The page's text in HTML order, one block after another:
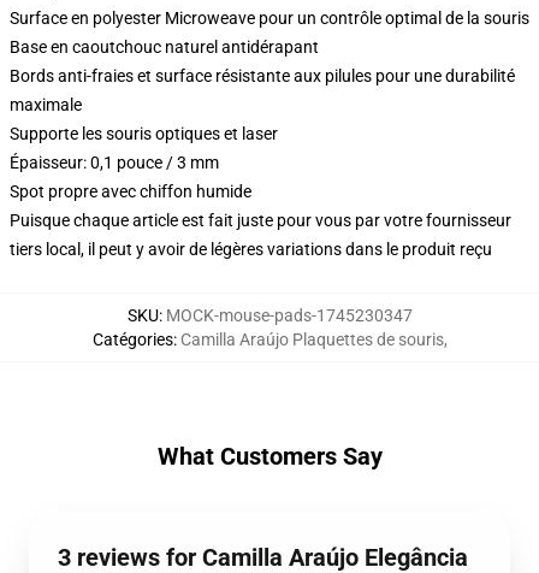
Surface en polyester Microweave pour un contrôle optimal de la souris
Base en caoutchouc naturel antidérapant
Bords anti-fraies et surface résistante aux pilules pour une durabilité
maximale
Supporte les souris optiques et laser
Épaisseur: 0,1 pouce / 3 mm
Spot propre avec chiffon humide
Puisque chaque article est fait juste pour vous par votre fournisseur
tiers local, il peut y avoir de légères variations dans le produit reçu
SKU: MOCK-mouse-pads-1745230347
Catégories: Camilla Araújo Plaquettes de souris,
What Customers Say
3 reviews for Camilla Araújo Elegância